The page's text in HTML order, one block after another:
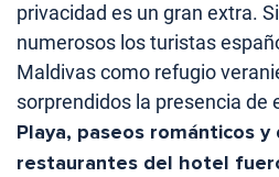
privacidad es un gran extra.
numerosos los turistas
Maldivas como refugio
sorprendidos la presencia de
Playa, paseos románticos
restaurantes del hotel